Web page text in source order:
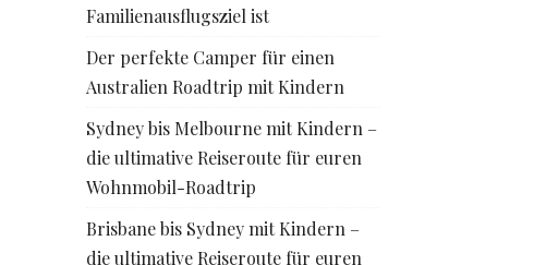
Familienausflugsziel ist
Der perfekte Camper für einen
Australien Roadtrip mit Kindern
Sydney bis Melbourne mit Kindern –
die ultimative Reiseroute für euren
Wohnmobil-Roadtrip
Brisbane bis Sydney mit Kindern –
die ultimative Reiseroute für euren